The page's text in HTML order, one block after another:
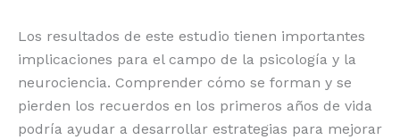
Los resultados de este estudio tienen importantes
implicaciones para el campo de la psicología y la
neurociencia. Comprender cómo se forman y se
pierden los recuerdos en los primeros años de vida
podría ayudar a desarrollar estrategias para mejorar